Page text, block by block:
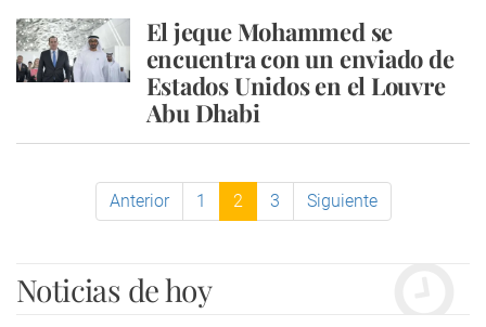
El jeque Mohammed se
encuentra con un enviado de
Estados Unidos en el Louvre
Abu Dhabi
Anterior 1 2 3 Siguiente
Noticias de hoy